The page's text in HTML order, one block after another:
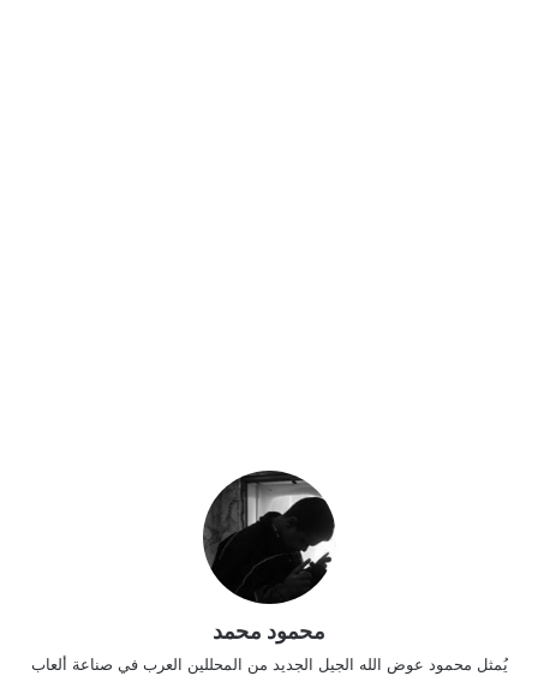
محمود محمد
يُمثل محمود عوض الله الجيل الجديد من المحللين العرب في صناعة ألعاب